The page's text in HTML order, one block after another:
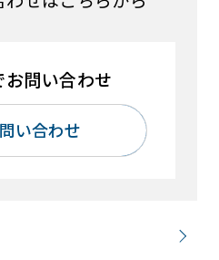
お問い合わせ
い合わせ